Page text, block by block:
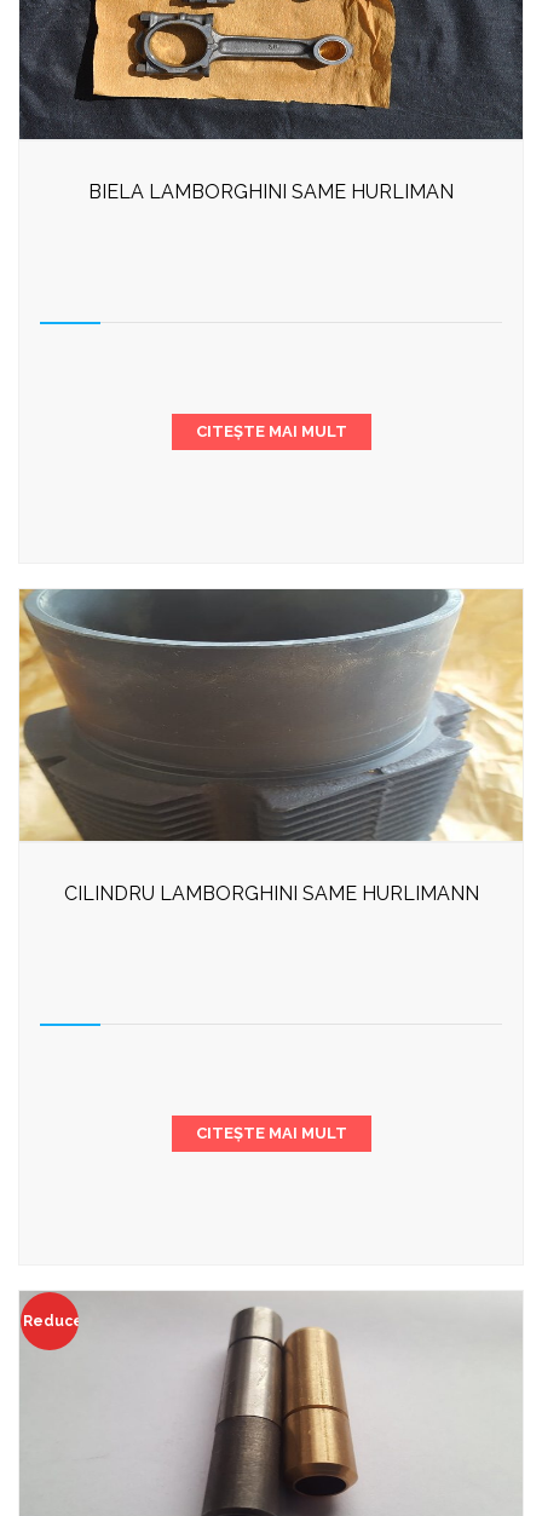
BIELA LAMBORGHINI SAME HURLIMAN
CITEȘTE MAI MULT
CILINDRU LAMBORGHINI SAME HURLIMANN
CITEȘTE MAI MULT
Reduceri!